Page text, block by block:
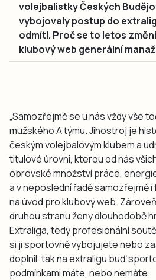
volejbalistky Českých
vybojovaly postup do
odmítl. Proč se to letos
klubový web generální
„Samozřejmě se u nás vždy vše
mužského A týmu. Jihostroj je
českým volejbalovým klubem a
titulové úrovni, kterou od nás
obrovské množství práce,
a v neposlední řadě samozřejmě i
na úvod pro klubový web.
druhou stranu ženy dlouhodobě
Extraliga, tedy profesionální
si ji sportovně vybojujete nebo
doplnil, tak na extraligu buď
podmínkami máte, nebo nemáte.